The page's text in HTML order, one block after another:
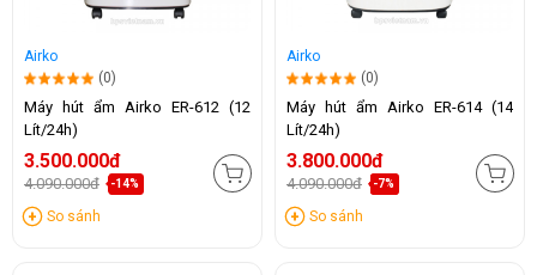
Airko
(0)
Máy hút ẩm Airko ER-612 (12
Lít/24h)
3.500.000đ
4.090.000đ -14%
So sánh
Airko
(0)
Máy hút ẩm Airko ER-614 (14
Lít/24h)
3.800.000đ
4.090.000đ -7%
So sánh